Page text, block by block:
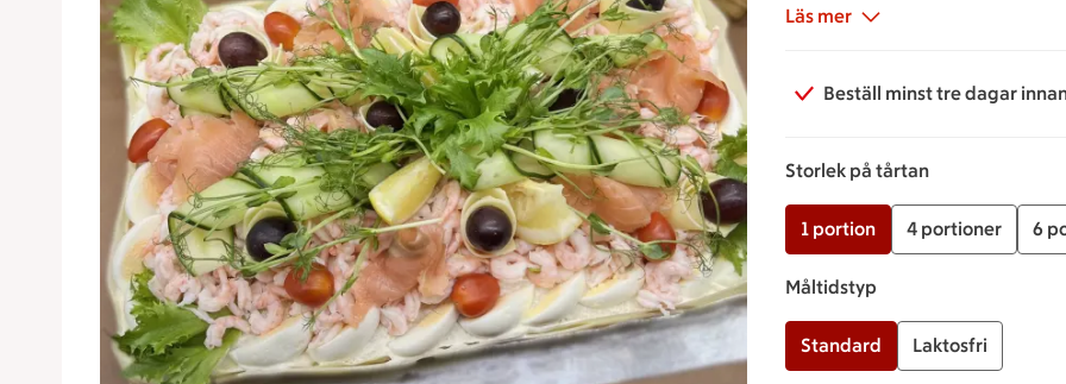
Läs mer
Beställ minst tre dagar
Storlek på tårtan
1 portion 4 portioner 6
Måltidstyp
Standard Laktosfri